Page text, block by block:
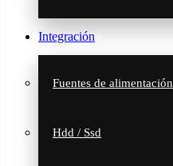
Integración
Fuentes de alimentación
Hdd / Ssd